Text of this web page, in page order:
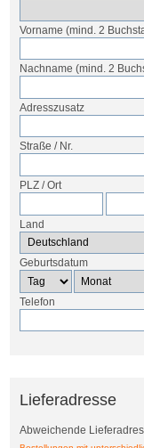
Vorname (mind. 2
Nachname (mind. 2
Adresszusatz
Straße / Nr.
PLZ/Ort
Land
Geburtsdatum
Telefon
Lieferadresse
Abweichende